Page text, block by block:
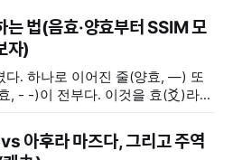
으로 답을 찾는다. 누군가는 주변
, 누군가는 독서를 통해서 길을 찾
을 하며, 또 누군가는 주역(周易)
는 법(음효·양효부터 SSIM 모
자)
, —) 또
, - -)이 전부다. 이것을 효(爻)라고
, 여름과 겨울 ... 세상에 존재하는
양 2분법적으로 구분해볼 수 있
아후라 마즈다, 그리고 주역